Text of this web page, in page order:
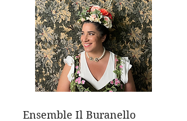
Ensemble Il Buranello